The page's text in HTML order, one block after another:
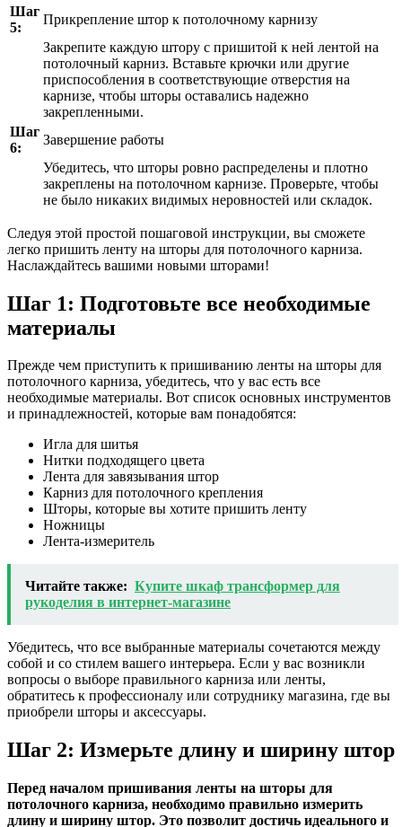
Шаг
5:
Прикрепление штор к потолочному карнизу
Закрепите каждую штору с пришитой к ней лентой на
потолочный карниз. Вставьте крючки или другие
приспособления в соответствующие отверстия на
карнизе, чтобы шторы оставались надежно
закрепленными.
Шаг
6:
Завершение работы
Убедитесь, что шторы ровно распределены и плотно
закреплены на потолочном карнизе. Проверьте, чтобы
не было никаких видимых неровностей или складок.
Следуя этой простой пошаговой инструкции, вы сможете
легко пришить ленту на шторы для потолочного карниза.
Наслаждайтесь вашими новыми шторами!
Шаг 1: Подготовьте все необходимые
материалы
Прежде чем приступить к пришиванию ленты на шторы для
потолочного карниза, убедитесь, что у вас есть все
необходимые материалы. Вот список основных инструментов
и принадлежностей, которые вам понадобятся:
Игла для шитья
Нитки подходящего цвета
Лента для завязывания штор
Карниз для потолочного крепления
Шторы, которые вы хотите пришить ленту
Ножницы
Лента-измеритель
Читайте также: Купите шкаф трансформер для
рукоделия в интернет-магазине
Убедитесь, что все выбранные материалы сочетаются между
собой и со стилем вашего интерьера. Если у вас возникли
вопросы о выборе правильного карниза или ленты,
обратитесь к профессионалу или сотруднику магазина, где вы
приобрели шторы и аксессуары.
Шаг 2: Измерьте длину и ширину штор
Перед началом пришивания ленты на шторы для
потолочного карниза, необходимо правильно измерить
длину и ширину штор. Это позволит достичь идеального и